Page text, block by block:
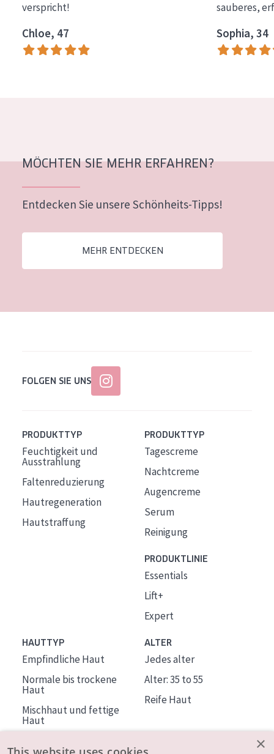
Empfindliche Haut
Jedes alter
verspricht!
Chloe, 47
sauberes,
Sophia, 34
MÖCHTEN SIE MEHR ERFAHREN?
Entdecken Sie unsere Schönheits-Tipps!
MEHR ENTDECKEN
FOLGEN SIE UNS
PRODUKTTYP
Feuchtigkeit und
Ausstrahlung
Faltenreduzierung
Hautregeneration
Hautstraffung
PRODUKTTYP
Tagescreme
Nachtcreme
Augencreme
Serum
Reinigung
PRODUKTLINIE
Essentials
Lift+
Expert
HAUTTYP
Empfindliche Haut
Normale bis trockene
Haut
Mischhaut und fettige
Haut
ALTER
Jedes alter
Alter: 35 to 55
Reife Haut
×